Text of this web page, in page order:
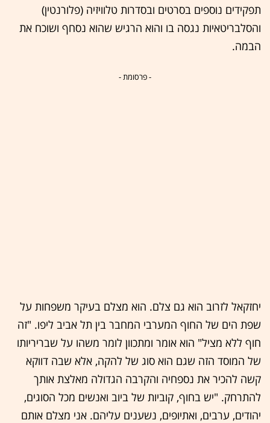
תפקידים נוספים בסרטים ובסדרות טלוויזיה (פלורנטין)
והסלבריטאיות נגסה בו והוא הרגיש שהוא נסחף ושוכח את
הבמה.
- פרסומת -
יחזקאל לזרוב הוא גם צלם. הוא מצלם בעיקר משפחות על
שפת הים של החוף המערבי המחבר בין תל אביב ליפו. "זה
חוף ללא מציל" הוא אומר ומתכוון לומר משהו על שבריריותו
של המוסד הזה שגם הוא סוג של להקה, אלא שבה דווקא
קשה להכיר את נספחיה והקרבה הגדולה מאלצת אותך
להתרחק. "יש בחוף, קוביות של ביוב ואנשים מכל הסוגים,
יהודים, ערבים, ואתיופים, נשענים עליהם. אני מצלם אותם